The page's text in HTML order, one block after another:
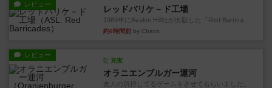
レビュー レッドバリケ－ド工場
1989年にAvalon Hill社が出版した『Red Barrica...
約6時間前 by Chaco
レビュー
充実
オラニエンブルガー運河
友人の所持してるゲームをさせてもらいました。